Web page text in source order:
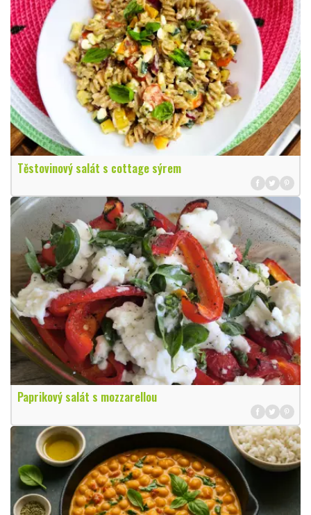
Těstovinový salát s cottage sýrem
Paprikový salát s mozzarellou